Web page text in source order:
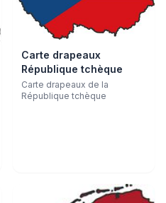
Carte drapeaux
République tchèque
Carte drapeaux de la
République tchèque